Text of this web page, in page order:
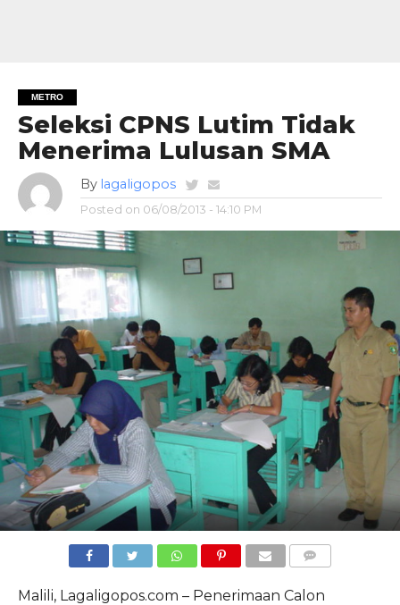
METRO
Seleksi CPNS Lutim Tidak
Menerima Lulusan SMA
By lagaligopos
Posted on 06/08/2013 - 14:10 PM
Malili, Lagaligopos.com – Penerimaan Calon